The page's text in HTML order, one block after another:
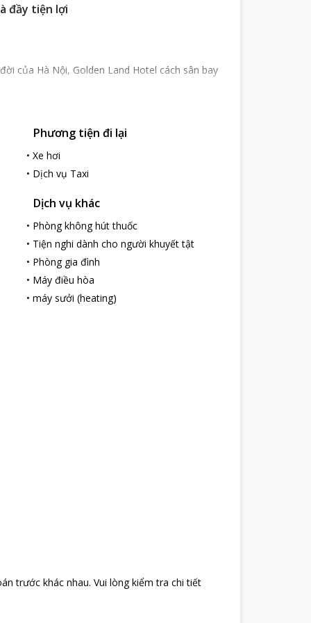
đầy tiện lợi
của Hà Nội, Golden Land Hotel cách sân bay
Là khách sạn 3 sao tiêu chuẩn quốc tế,
cho du khách khi đặt chân vào khách sạn. Hầu
tiếng ở Hà thành.
ra đường phố. Các phòng nghỉ khách sạn thoáng
nhiên. Những trang thiết bị trong phòng gồm:
các vật dụng vệ sinh cá nhân đầy đủ.
sẽ được dùng bữa điểm tâm sáng miễn phí
địa phương và các món Âu phổ biến.
chu đáo. Ngoài ra còn các dịch vụ đưa đón
kỳ nghỉ trọn vẹn
để mua sắm và thấy được sức sống nhộn nhịp
xa xưa. Đừng quên dành thời gian để đến tham
Một Cột, Lăng Chủ Tịch,…
Phương tiện đi lại
• Xe hơi
• Dịch vụ Taxi
Dịch vụ khác
• Phòng không hút thuốc
• Tiện nghi dành cho người khuyết tật
• Phòng gia đình
• Máy điều hòa
• máy sưởi (heating)
trước khác nhau. Vui lòng kiểm tra chi tiết